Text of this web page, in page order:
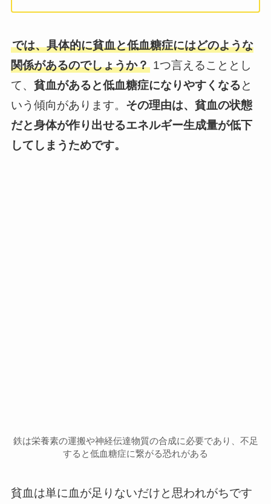
では、具体的に貧血と低血糖症にはどのような
関係があるのでしょうか？1つ言えることとし
て、 貧血があると低血糖症になりやすくなると
いう傾向があります。 その理由は、貧血の状態
だと身体が作り出せるエネルギー生成量が低下
してしまうためです。
鉄は栄養素の運搬や神経伝達物質の合成に必要であり、不足
すると低血糖症に繋がる恐れがある
貧血は単に血が足りないだけと思われがちです